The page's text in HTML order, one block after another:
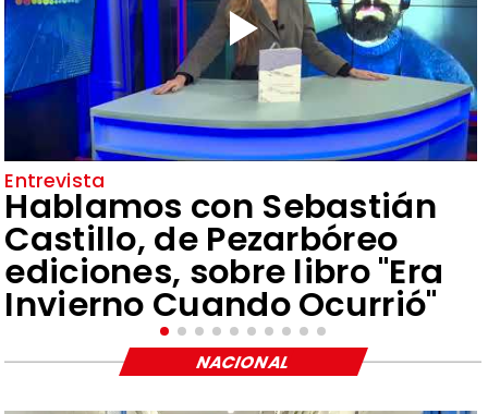
Entrevista
Hablamos con Sebastián
Castillo, de Pezarbóreo
ediciones, sobre libro "Era
Invierno Cuando Ocurrió"
NACIONAL